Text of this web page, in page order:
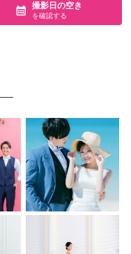
撮影日の空き
を確認する